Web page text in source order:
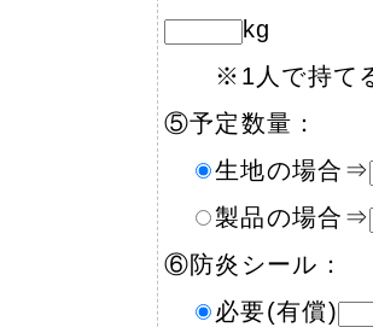
kg
※1人で持てる
⑤予定数量：
生地の場合⇒
製品の場合⇒
⑥防炎シール：
必要(有償)